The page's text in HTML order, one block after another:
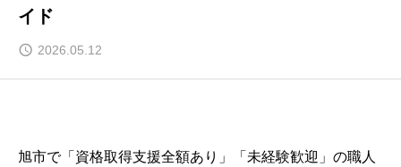
イド
2026.05.12
旭市で「資格取得支援全額あり」「未経験歓迎」の職人